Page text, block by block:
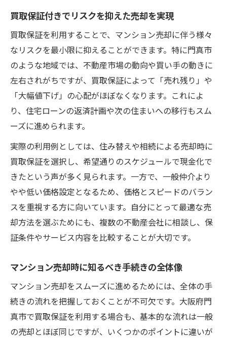
買取保証付きでリスクを抑えた売却を実現
買取保証を利用することで、マンション売却に伴う様々
なリスクを最小限に抑えることができます。特に門真市
のような地域では、不動産市場の動向や買い手の動きに
左右されがちですが、買取保証によって「売れ残り」や
「大幅値下げ」の心配がほぼなくなります。これによ
り、住宅ローンの返済計画や次の住まいへの移行もスム
ーズに進められます。
実際の利用例としては、住み替えや相続による売却時に
買取保証を選択し、希望通りのスケジュールで現金化で
きたという声が多く見られます。一方で、一般仲介より
やや低い価格設定となるため、価格とスピードのバラン
スを重視する方に向いています。自分にとって最適な売
却方法を選ぶためにも、複数の不動産会社に相談し、保
証条件やサービス内容を比較することが大切です。
マンション売却時に知るべき手続きの全体像
マンション売却をスムーズに進めるためには、全体の手
続きの流れを把握しておくことが不可欠です。大阪府門
真市で買取保証を利用する場合も、基本的な流れは一般
の売却とほぼ同じですが、いくつかのポイントに違いが